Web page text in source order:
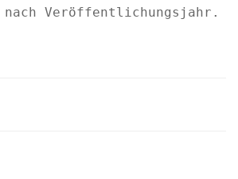
Veröffentlichungsjahr.